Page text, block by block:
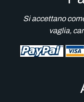
Si accettano
vaglia,